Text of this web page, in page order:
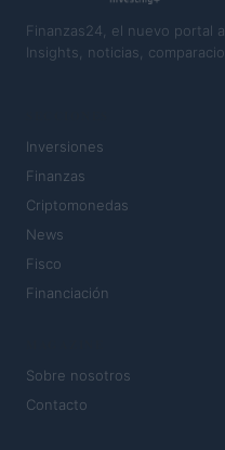
Finanzas24, el nuevo portal
Insights, noticias,
Inversiones
Finanzas
Criptomonedas
News
Fisco
Financiación
Sobre nosotros
Contacto